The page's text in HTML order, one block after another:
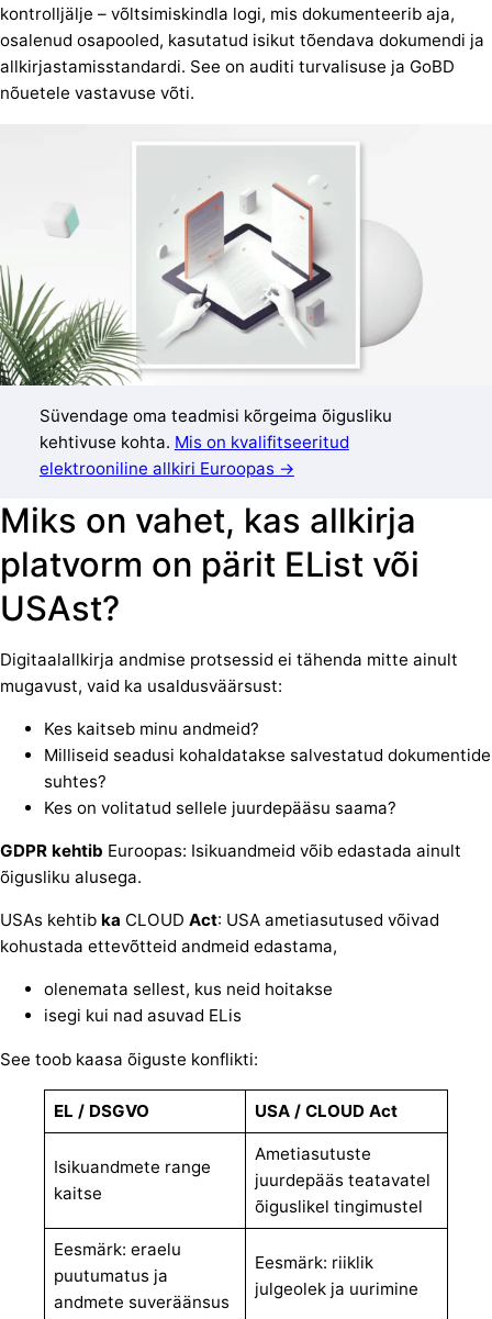
kontrolljälje – võltsimiskindla logi, mis dokumenteerib aja,
osalenud osapooled, kasutatud isikut tõendava dokumendi ja
allkirjastamisstandardi. See on auditi turvalisuse ja GoBD
nõuetele vastavuse võti.
Süvendage oma teadmisi kõrgeima õigusliku
kehtivuse kohta. Mis on kvalifitseeritud
elektrooniline allkiri Euroopas →
Miks on vahet, kas allkirja
platvorm on pärit EList või
USAst?
Digitaalallkirja andmise protsessid ei tähenda mitte ainult
mugavust, vaid ka usaldusväärsust:
Kes kaitseb minu andmeid?
Milliseid seadusi kohaldatakse salvestatud dokumentide
suhtes?
Kes on volitatud sellele juurdepääsu saama?
GDPR kehtib Euroopas: Isikuandmeid võib edastada ainult
õigusliku alusega.
USAs kehtib ka CLOUD Act: USA ametiasutused võivad
kohustada ettevõtteid andmeid edastama,
olenemata sellest, kus neid hoitakse
isegi kui nad asuvad ELis
See toob kaasa õiguste konflikti:
EL / DSGVO USA / CLOUD Act
Isikuandmete range
kaitse
Ametiasutuste
juurdepääs teatavatel
õiguslikel tingimustel
Eesmärk: eraelu
puutumatus ja
andmete suveräänsus
Eesmärk: riiklik
julgeolek ja uurimine